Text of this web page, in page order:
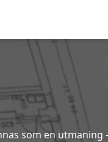
som en